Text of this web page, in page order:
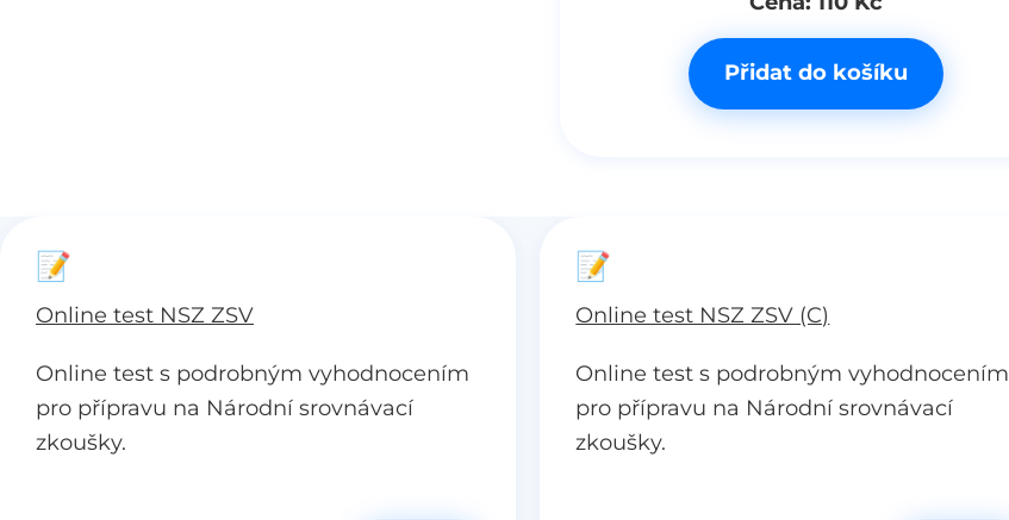
Přidat do košíku
📝
Online test NSZ ZSV
Online test s podrobným vyhodnocením
pro přípravu na Národní srovnávací
zkoušky.
📝
Online test NSZ ZSV (C)
Online test s podrobným vyhodnocením
pro přípravu na Národní srovnávací
zkoušky.